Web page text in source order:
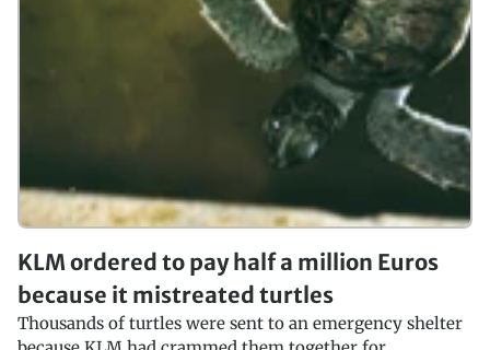
KLM ordered to pay half a million Euros
because it mistreated turtles
Thousands of turtles were sent to an emergency shelter